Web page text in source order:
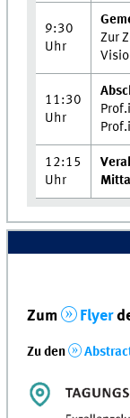
9:30
Uhr
Zur
11:30
Uhr
12:15
Uhr
Zum Flyer
Zu den